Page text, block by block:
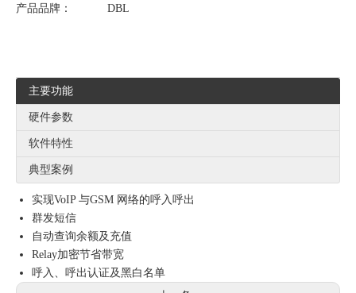
产品品牌：
DBL
主要功能
硬件参数
软件特性
典型案例
实现VoIP 与GSM 网络的呼入呼出
群发短信
自动查询余额及充值
Relay加密节省带宽
呼入、呼出认证及黑白名单